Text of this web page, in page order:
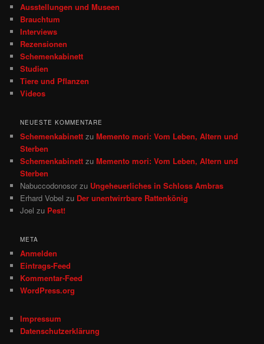
n
Ausstellungen und Museen
Brauchtum
Interviews
Rezensionen
Schemenkabinett
Studien
Tiere und Pflanzen
Videos
NEUESTE KOMMENTARE
Schemenkabinett zuMemento mori: Vom Leben, Altern und
Sterben
Schemenkabinett zuMemento mori: Vom Leben, Altern und
Sterben
Nabuccodonosor zu Ungeheuerliches in Schloss Ambras
Erhard Vobel zu Der unentwirrbare Rattenkönig
Joel zu Pest!
META
Anmelden
Eintrags-Feed
Kommentar-Feed
WordPress.org
Impressum
Datenschutzerklärung